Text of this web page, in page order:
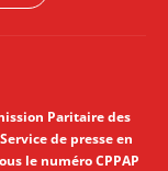
Paritaire des
de presse en
le numéro CPPAP